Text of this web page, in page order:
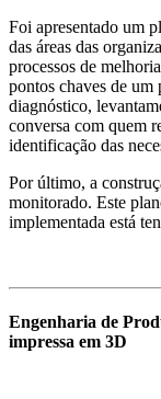
Foi apresentado um
das áreas das
processos de
pontos chaves de
diagnóstico,
conversa com quem
identificação das
Por último, a
monitorado. Este
implementada está
Engenharia de
impressa em 3D